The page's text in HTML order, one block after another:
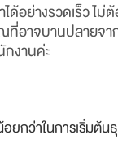
ด้อย่างรวดเร็ว ไม่
ที่อาจบานปลายจา
งานค่ะ
อยกว่าในการเริ่มต้น